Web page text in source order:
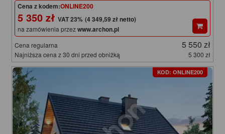
Cena z kodem:ONLINE200
5 350 zł (4 349,59 zł netto)
na zamówienia przezwww.archon.pl
Cena regularna 5 550 zł
Najniższa cena z 30 dni przed obniżką 5 300 zł
KOD: ONLINE200